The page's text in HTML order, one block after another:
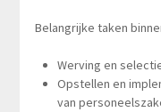
Belangrijke taken
Werving en
Opstellen en
van